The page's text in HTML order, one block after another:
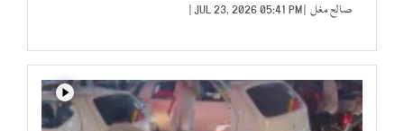
صالح مغل | JUL 23, 2026 05:41 PM |